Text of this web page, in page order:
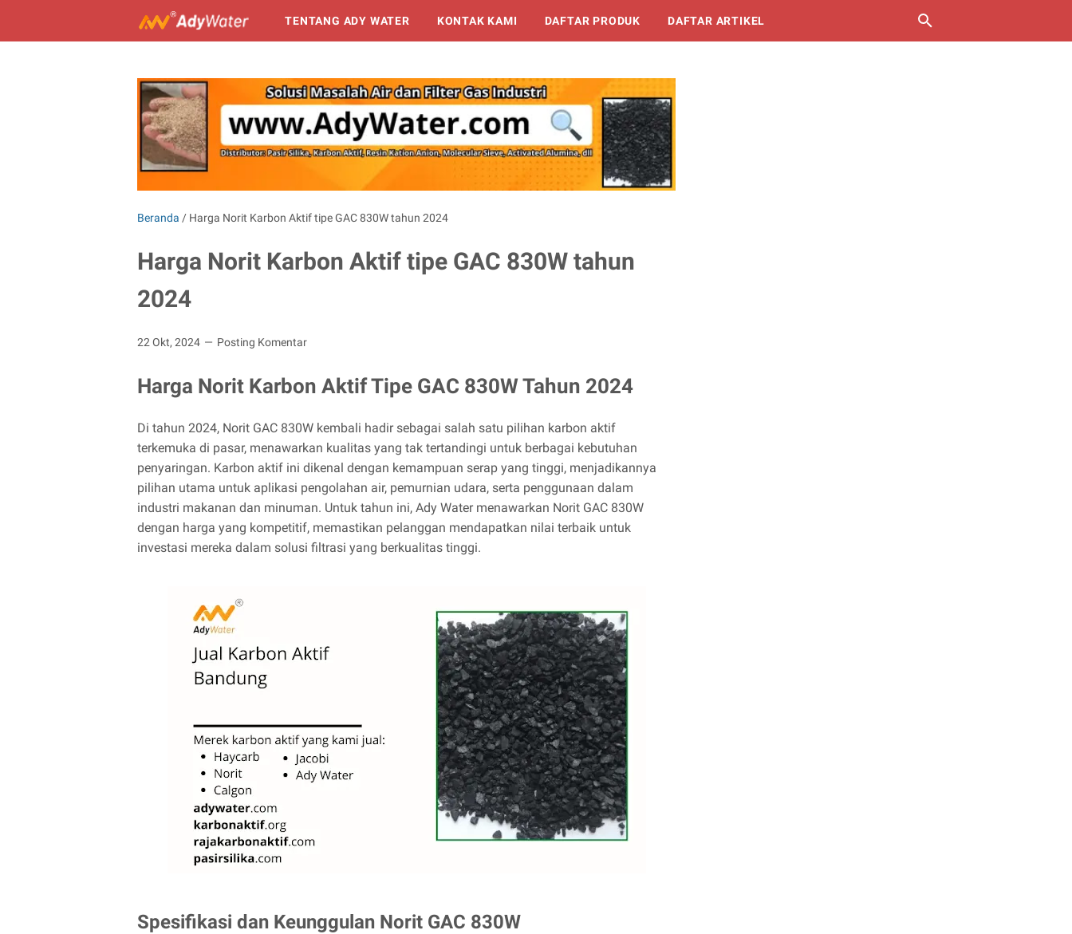
TENTANG ADY WATER KONTAK KAMI DAFTAR PRODUK DAFTAR ARTIKEL
Beranda / Harga Norit Karbon Aktif tipe GAC 830W tahun 2024
Harga Norit Karbon Aktif tipe GAC 830W tahun
2024
22 Okt, 2024 Posting Komentar
Harga Norit Karbon Aktif Tipe GAC 830W Tahun 2024
Di tahun 2024, Norit GAC 830W kembali hadir sebagai salah satu pilihan karbon aktif
terkemuka di pasar, menawarkan kualitas yang tak tertandingi untuk berbagai kebutuhan
penyaringan. Karbon aktif ini dikenal dengan kemampuan serap yang tinggi, menjadikannya
pilihan utama untuk aplikasi pengolahan air, pemurnian udara, serta penggunaan dalam
industri makanan dan minuman. Untuk tahun ini, Ady Water menawarkan Norit GAC 830W
dengan harga yang kompetitif, memastikan pelanggan mendapatkan nilai terbaik untuk
investasi mereka dalam solusi filtrasi yang berkualitas tinggi.
Spesifikasi dan Keunggulan Norit GAC 830W